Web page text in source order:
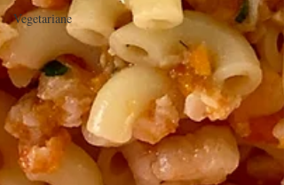
Vegetariane